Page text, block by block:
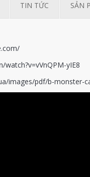
TIN TỨC SẢN
yIE8
images/pdf/b-monster-